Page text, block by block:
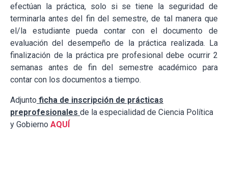
efectúan la práctica, solo si se tiene la seguridad de
terminarla antes del fin del semestre, de tal manera que
el/la estudiante pueda contar con el documento de
evaluación del desempeño de la práctica realizada. La
finalización de la práctica pre profesional debe ocurrir 2
semanas antes de fin del semestre académico para
contar con los documentos a tiempo.
Adjunto ficha de inscripción de prácticas
preprofesionales de la especialidad de Ciencia Política
y Gobierno AQUÍ